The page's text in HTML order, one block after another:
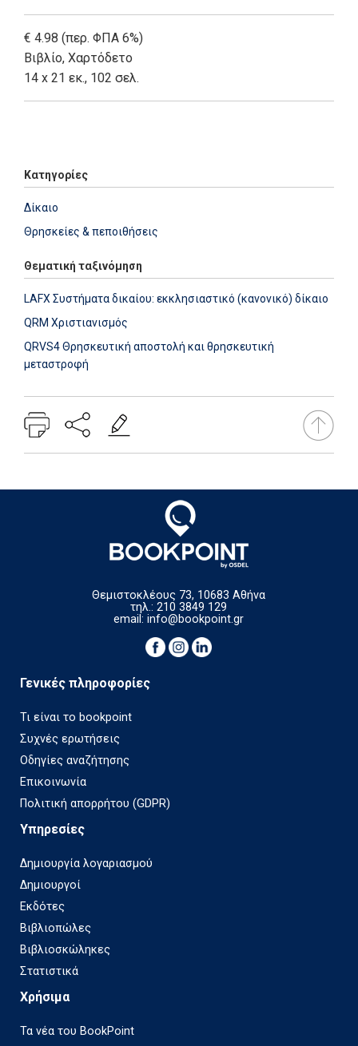
€ 4.98 (περ. ΦΠΑ 6%)
Βιβλίο, Χαρτόδετο
14 x 21 εκ., 102 σελ.
Κατηγορίες
Δίκαιο
Θρησκείες & πεποιθήσεις
Θεματική ταξινόμηση
LAFX Συστήματα δικαίου: εκκλησιαστικό (κανονικό) δίκαιο
QRM Χριστιανισμός
QRVS4 Θρησκευτική αποστολή και θρησκευτική
μεταστροφή
Θεμιστοκλέους 73, 10683 Αθήνα
τηλ.: 210 3849 129
email:info@bookpoint.gr
Γενικές πληροφορίες
Τι είναι το bookpoint
Συχνές ερωτήσεις
Οδηγίες αναζήτησης
Επικοινωνία
Πολιτική απορρήτου (GDPR)
Υπηρεσίες
Δημιουργία λογαριασμού
Δημιουργοί
Εκδότες
Βιβλιοπώλες
Βιβλιοσκώληκες
Στατιστικά
Χρήσιμα
Τα νέα του BookPoint